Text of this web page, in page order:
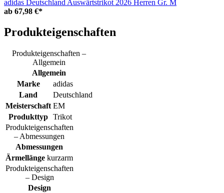
adidas Deutschland Auswärtstrikot 2026 Herren Gr. M
ab 67,98 €*
Produkteigenschaften
Produkteigenschaften –
Allgemein
Allgemein
Marke
adidas
Land
Deutschland
Meisterschaft EM
Produkttyp Trikot
Produkteigenschaften
– Abmessungen
Abmessungen
Ärmellänge kurzarm
Produkteigenschaften
– Design
Design